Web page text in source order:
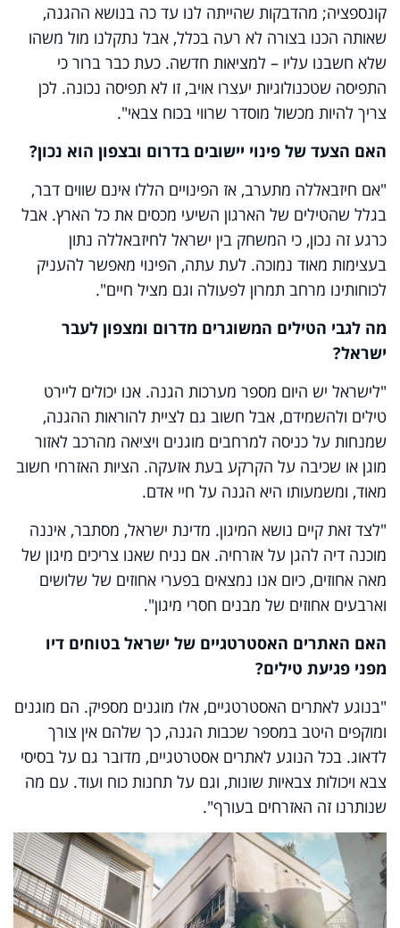
קונספציה; מהדבקות שהייתה לנו עד כה בנושא ההגנה,
שאותה הכנו בצורה לא רעה בכלל, אבל נתקלנו מול משהו
שלא חשבנו עליו – למציאות חדשה. כעת כבר ברור כי
התפיסה שטכנולוגיות יעצרו אויב, זו לא תפיסה נכונה. לכן
צריך להיות מכשול מוסדר שרווי בכוח צבאי".
האם הצעד של פינוי יישובים בדרום ובצפון הוא נכון?
"אם חיזבאללה מתערב, אז הפינויים הללו אינם שווים דבר,
בגלל שהטילים של הארגון השיעי מכסים את כל הארץ. אבל
כרגע זה נכון, כי המשחק בין ישראל לחיזבאללה נתון
בעצימות מאוד נמוכה. לעת עתה, הפינוי מאפשר להעניק
לכוחותינו מרחב תמרון לפעולה וגם מציל חיים".
מה לגבי הטילים המשוגרים מדרום ומצפון לעבר
ישראל?
"לישראל יש היום מספר מערכות הגנה. אנו יכולים ליירט
טילים ולהשמידם, אבל חשוב גם לציית להוראות ההגנה,
שמנחות על כניסה למרחבים מוגנים ויציאה מהרכב לאזור
מוגן או שכיבה על הקרקע בעת אזעקה. הציות האזרחי חשוב
מאוד, ומשמעותו היא הגנה על חיי אדם.
"לצד זאת קיים נושא המיגון. מדינת ישראל, מסתבר, איננה
מוכנה דיה להגן על אזרחיה. אם נניח שאנו צריכים מיגון של
מאה אחוזים, כיום אנו נמצאים בפערי אחוזים של שלושים
וארבעים אחוזים של מבנים חסרי מיגון".
האם האתרים האסטרטגיים של ישראל בטוחים דיו
מפני פגיעת טילים?
"בנוגע לאתרים האסטרטגיים, אלו מוגנים מספיק. הם מוגנים
ומוקפים היטב במספר שכבות הגנה, כך שלהם אין צורך
לדאוג. בכל הנוגע לאתרים אסטרטגיים, מדובר גם על בסיסי
צבא ויכולות צבאיות שונות, וגם על תחנות כוח ועוד. עם מה
שנותרנו זה האזרחים בעורף".